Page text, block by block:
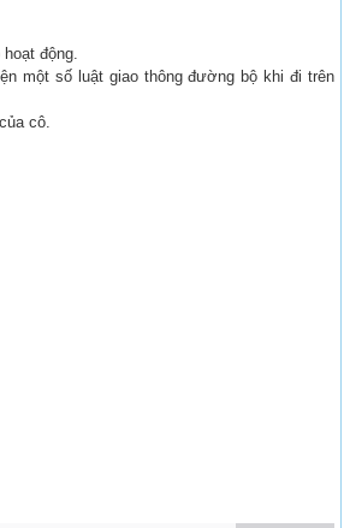
động.
một số luật giao thông đường bộ khi đi trên
cô.